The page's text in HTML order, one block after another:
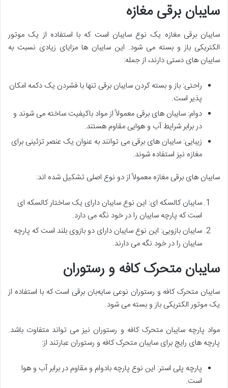
سایبان برقی مغازه
سایبان برقی مغازه یک نوع سایبان است که با استفاده از یک موتور
الکتریکی باز و بسته می شود. این سایبان ها مزایای زیادی نسبت به
سایبان های دستی دارند، از جمله:
راحتی: باز و بسته کردن سایبان برقی تنها با فشردن یک دکمه امکان
پذیر است.
دوام: سایبان های برقی معمولاً از مواد باکیفیت ساخته می شوند و
در برابر شرایط آب و هوایی مقاوم هستند.
زیبایی: سایبان های برقی می توانند به عنوان یک عنصر تزئینی برای
مغازه نیز استفاده شوند.
سایبان های برقی مغازه معمولاً از دو نوع اصلی تشکیل شده اند:
سایبان کالسکه ای: این نوع سایبان دارای یک ساختار کالسکه ای
است که پارچه سایبان را در خود نگه می دارد.
سایبان بازویی: این نوع سایبان دارای دو بازوی بلند است که پارچه
سایبان را در خود نگه می دارند.
سایبان متحرک کافه و رستوران
سایبان متحرک کافه و رستوران نوعی سایه‌بان برقی است که با استفاده از
یک موتور الکتریکی باز و بسته می شود.
مواد پارچه سایبان متحرک کافه و رستوران نیز می تواند متفاوت باشد.
پارچه های رایج برای سایبان متحرک کافه و رستوران عبارتند از:
پارچه پلی استر: این نوع پارچه بادوام و مقاوم در برابر آب و هوا
است.